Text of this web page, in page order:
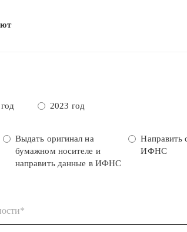
2023 год
Выдать оригинал на
бумажном носителе и
направить данные в ИФНС
Направить
ИФНС